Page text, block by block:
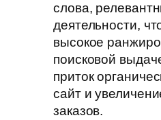
слова,
деятельности,
высокое
поисковой
приток
сайт и
заказов.